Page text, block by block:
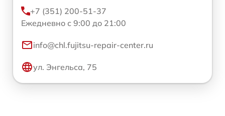
+7 (351) 200-51-37
Ежедневно с 9:00 до 21:00
info@chl.fujitsu-repair-center.ru
ул. Энгельса, 75